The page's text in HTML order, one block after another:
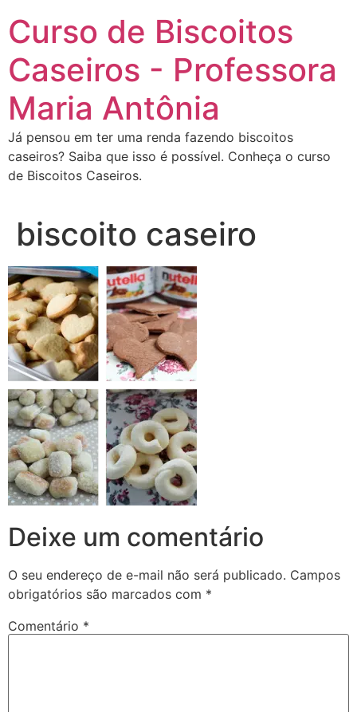
Curso de Biscoitos
Caseiros - Professora
Maria Antônia
Já pensou em ter uma renda fazendo biscoitos
caseiros? Saiba que isso é possível. Conheça o curso
de Biscoitos Caseiros.
biscoito caseiro
Deixe um comentário
O seu endereço de e-mail não será publicado. Campos
obrigatórios são marcados com *
Comentário *